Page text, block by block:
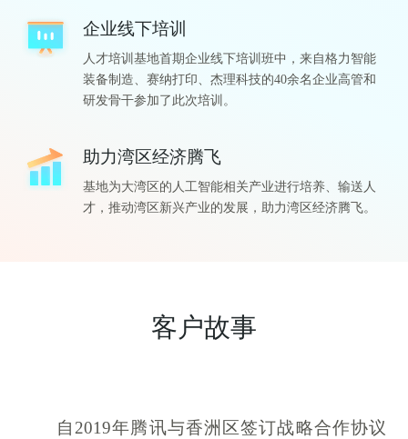
企业线下培训
人才培训基地首期企业线下培训班中，来自格力智能
装备制造、赛纳打印、杰理科技的40余名企业高管和
研发骨干参加了此次培训。
助力湾区经济腾飞
基地为大湾区的人工智能相关产业进行培养、输送人
才，推动湾区新兴产业的发展，助力湾区经济腾飞。
客户故事
自2019年腾讯与香洲区签订战略合作协议